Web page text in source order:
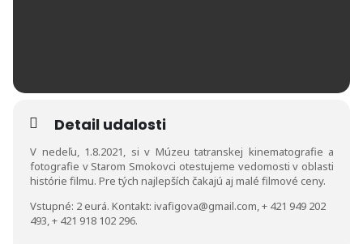
Detail udalosti
V nedeľu, 1.8.2021, si v Múzeu tatranskej kinematografie a
fotografie v Starom Smokovci otestujeme vedomosti v oblasti
histórie filmu. Pre tých najlepších čakajú aj malé filmové ceny.
Vstupné: 2 eurá. Kontakt: ivafigova@gmail.com, + 421 949 202
493, + 421 918 102 296.